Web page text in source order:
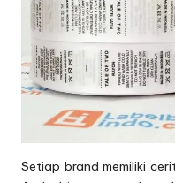
Setiap brand memiliki